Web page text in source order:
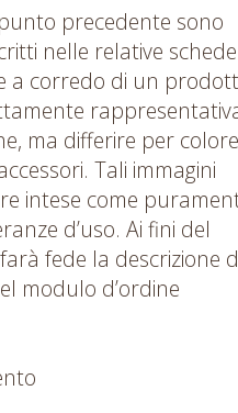
precedente sono
nelle relative schede
a corredo di un
ma differire per
Tali immagini
intese come
d’uso. Ai fini del
fede la descrizione
modulo d’ordine